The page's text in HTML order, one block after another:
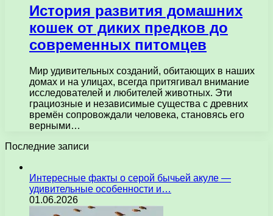
История развития домашних
кошек от диких предков до
современных питомцев
Мир удивительных созданий, обитающих в наших
домах и на улицах, всегда притягивал внимание
исследователей и любителей животных. Эти
грациозные и независимые существа с древних
времён сопровождали человека, становясь его
верными…
Последние записи
Интересные факты о серой бычьей акуле —
удивительные особенности и…
01.06.2026